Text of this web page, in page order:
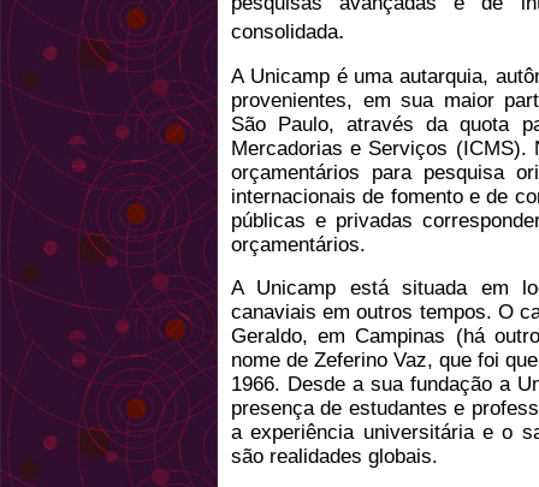
consolidada.
A Unicamp é uma autarquia,
provenientes, em sua maior
São Paulo, através da quota
Mercadorias e Serviços (ICMS).
orçamentários para pesquisa
internacionais de fomento e de
públicas e privadas
orçamentários.
A Unicamp está situada em
canaviais em outros tempos. O
Geraldo, em Campinas (há
nome de Zeferino Vaz, que foi
1966. Desde a sua fundação a
presença de estudantes e
a experiência universitária e o
são realidades globais.